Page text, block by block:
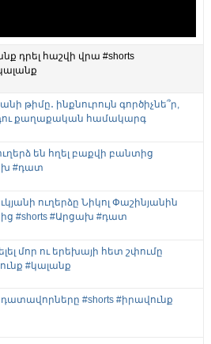
դրել հաշվի վրա #shorts
թիմը․ ինքնուրույն գործիչնե՞ր,
քաղաքական համակարգ
են հղել բաքվի բանտից
#դատ
ուղերձը Նիկոլ Փաշինյանին
#shorts #Արցախ #դատ
մոր ու երեխայի հետ շփումը
#կալանք
դատավորները #shorts #իրավունք